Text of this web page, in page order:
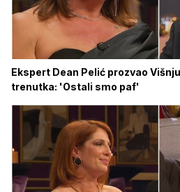
Ekspert Dean Pelić prozvao
trenutka: 'Ostali smo paf'